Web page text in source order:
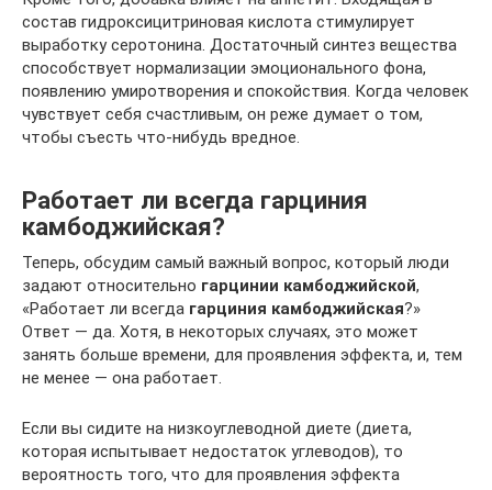
состав гидроксицитриновая кислота стимулирует
выработку серотонина. Достаточный синтез вещества
способствует нормализации эмоционального фона,
появлению умиротворения и спокойствия. Когда человек
чувствует себя счастливым, он реже думает о том,
чтобы съесть что-нибудь вредное.
Работает ли всегда гарциния
камбоджийская?
Теперь, обсудим самый важный вопрос, который люди
задают относительно гарцинии камбоджийской,
«Работает ли всегда гарциния камбоджийская?»
Ответ — да. Хотя, в некоторых случаях, это может
занять больше времени, для проявления эффекта, и, тем
не менее — она работает.
Если вы сидите на низкоуглеводной диете (диета,
которая испытывает недостаток углеводов), то
вероятность того, что для проявления эффекта